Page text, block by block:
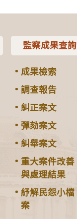
監察成果查詢
成果檢索
調查報告
糾正案文
彈劾案文
糾舉案文
重大案件改善
與處理結果
紓解民怨小檔
案